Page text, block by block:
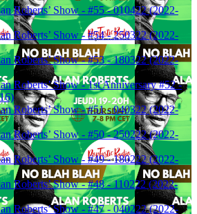
Roberts’ Show - #55 - 010422 (2022-
Roberts’ Show - #54 - 250322 (2022-
Roberts’ Show - #53 - 180322 (2022-
Roberts’ Show - 1st Anniversary #52 -
Roberts’ Show - #51 - 040322 (2022-
Roberts’ Show - #50 - 250222 (2022-
Roberts’ Show - #49 - 180222 (2022-
Roberts’ Show - #48 - 110222 (2022-
Roberts’ Show - #47 - 040222 (2022-